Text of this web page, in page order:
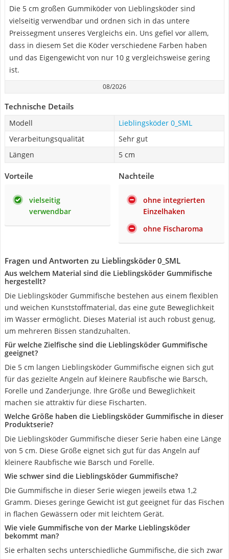
Die 5 cm großen Gummiköder von Lieblingsköder sind
vielseitig verwendbar und ordnen sich in das untere
Preissegment unseres Vergleichs ein. Uns gefiel vor allem,
dass in diesem Set die Köder verschiedene Farben haben
und das Eigengewicht von nur 10 g vergleichsweise gering
ist.
08/2026
Technische Details
Modell
Lieblingsköder 0_SML
Verarbeitungsqualität
Sehr gut
Längen
5 cm
Vorteile
vielseitig
verwendbar
Nachteile
ohne integrierten
Einzelhaken
ohne Fischaroma
Fragen und Antworten zu Lieblingsköder 0_SML
Aus welchem Material sind die Lieblingsköder Gummifische
hergestellt?
Die Lieblingsköder Gummifische bestehen aus einem flexiblen
und weichen Kunststoffmaterial, das eine gute Beweglichkeit
im Wasser ermöglicht. Dieses Material ist auch robust genug,
um mehreren Bissen standzuhalten.
Für welche Zielfische sind die Lieblingsköder Gummifische
geeignet?
Die 5 cm langen Lieblingsköder Gummifische eignen sich gut
für das gezielte Angeln auf kleinere Raubfische wie Barsch,
Forelle und Zanderjunge. Ihre Größe und Beweglichkeit
machen sie attraktiv für diese Fischarten.
Welche Größe haben die Lieblingsköder Gummifische in dieser
Produktserie?
Die Lieblingsköder Gummifische dieser Serie haben eine Länge
von 5 cm. Diese Größe eignet sich gut für das Angeln auf
kleinere Raubfische wie Barsch und Forelle.
Wie schwer sind die Lieblingsköder Gummifische?
Die Gummifische in dieser Serie wiegen jeweils etwa 1,2
Gramm. Dieses geringe Gewicht ist gut geeignet für das Fischen
in flachen Gewässern oder mit leichtem Gerät.
Wie viele Gummifische von der Marke Lieblingsköder
bekommt man?
Sie erhalten sechs unterschiedliche Gummifische, die sich zwar